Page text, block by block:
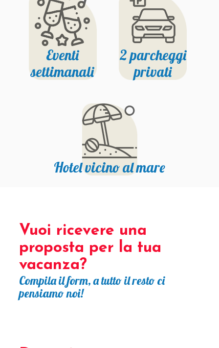
Eventi
settimanali
2 parcheggi
privati
Hotel vicino al mare
Vuoi ricevere una
proposta per la tua
vacanza?
Compila il form, a tutto il resto ci
pensiamo noi!